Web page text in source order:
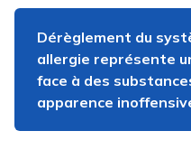
Dérèglement du
allergie représente
face à des
apparence